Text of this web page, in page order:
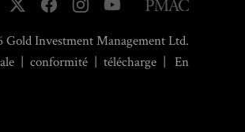
Gold Investment Management Ltd.
| conformité | télécharge | En